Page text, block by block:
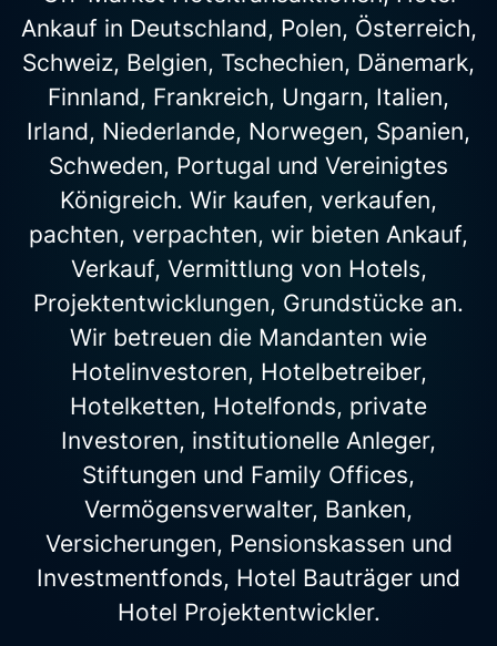
Ankauf in Deutschland, Polen, Österreich,
Schweiz, Belgien, Tschechien, Dänemark,
Finnland, Frankreich, Ungarn, Italien,
Irland, Niederlande, Norwegen, Spanien,
Schweden, Portugal und Vereinigtes
Königreich. Wir kaufen, verkaufen,
pachten, verpachten, wir bieten Ankauf,
Verkauf, Vermittlung von Hotels,
Projektentwicklungen, Grundstücke an.
Wir betreuen die Mandanten wie
Hotelinvestoren, Hotelbetreiber,
Hotelketten, Hotelfonds, private
Investoren, institutionelle Anleger,
Stiftungen und Family Offices,
Vermögensverwalter, Banken,
Versicherungen, Pensionskassen und
Investmentfonds, Hotel Bauträger und
Hotel Projektentwickler.